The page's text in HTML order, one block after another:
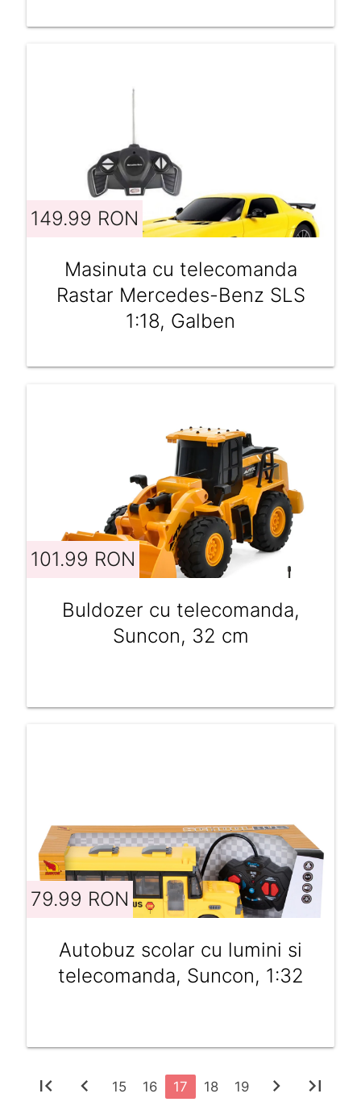
149.99 RON
Masinuta cu telecomanda
Rastar Mercedes-Benz SLS
1:18, Galben
101.99 RON
Buldozer cu telecomanda,
Suncon, 32 cm
79.99 RON
Autobuz scolar cu lumini si
telecomanda, Suncon, 1:32
first_page chevron_left 15 16 17 18 19 chevron_right last_page